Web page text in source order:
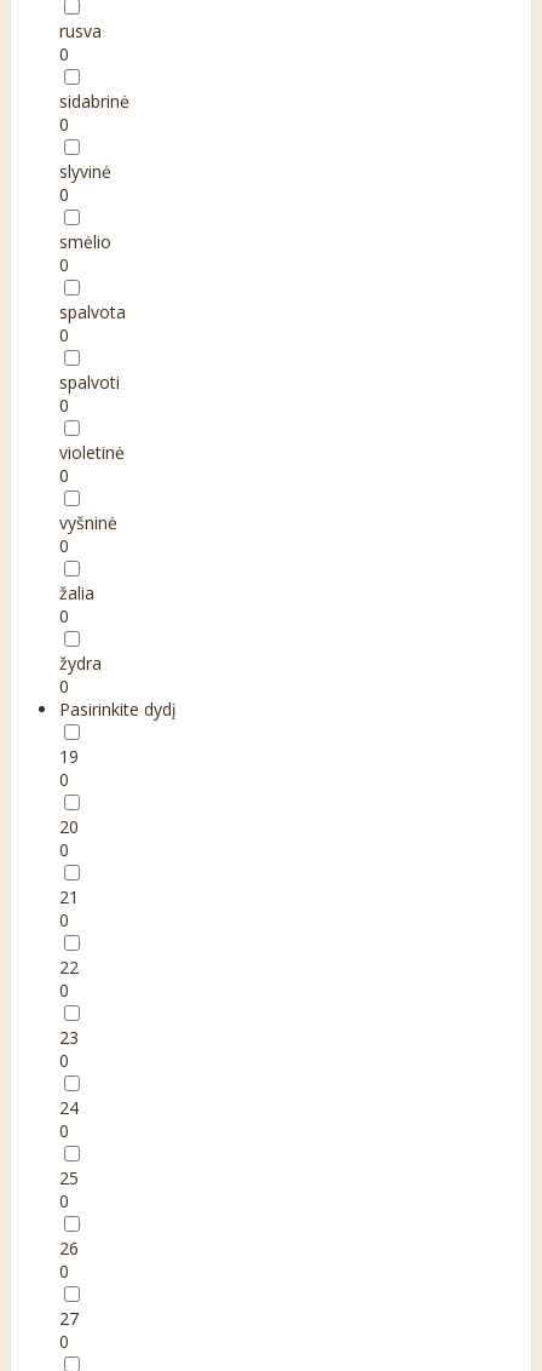
rusva
0
sidabrinė
0
slyvinė
0
smėlio
0
spalvota
0
spalvoti
0
violetinė
0
vyšninė
0
žalia
0
žydra
0
Pasirinkite dydį
19
0
20
0
21
0
22
0
23
0
24
0
25
0
26
0
27
0